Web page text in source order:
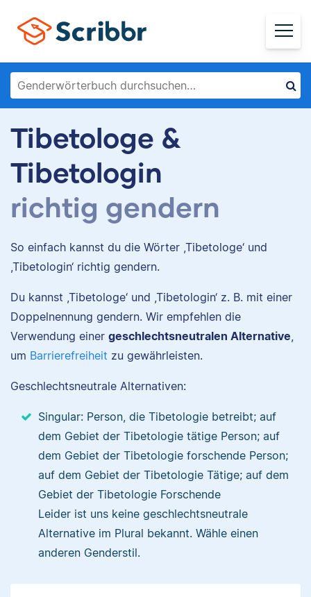
Tibetologe &
Tibetologin
richtig gendern
So einfach kannst du die Wörter ,Tibetologe‘ und
,Tibetologin‘ richtig gendern.
Du kannst ,Tibetologe‘ und ,Tibetologin‘ z. B. mit einer
Doppelnennung gendern. Wir empfehlen die
Verwendung einer geschlechtsneutralen Alternative,
um Barrierefreiheit zu gewährleisten.
Geschlechtsneutrale Alternativen:
Singular: Person, die Tibetologie betreibt; auf
dem Gebiet der Tibetologie tätige Person; auf
dem Gebiet der Tibetologie forschende Person;
auf dem Gebiet der Tibetologie Tätige; auf dem
Gebiet der Tibetologie Forschende
Leider ist uns keine geschlechtsneutrale
Alternative im Plural bekannt. Wähle einen
anderen Genderstil.